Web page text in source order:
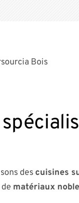
Bois
des cuisines
matériaux